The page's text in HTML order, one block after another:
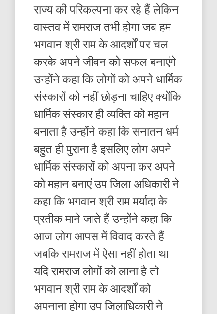
राज्य की परिकल्पना कर रहे हैं लेकिन
वास्तव में रामराज तभी होगा जब हम
भगवान श्री राम के आदर्शों पर चल
करके अपने जीवन को सफल बनाएंगे
उन्होंने कहा कि लोगों को अपने धार्मिक
संस्कारों को नहीं छोड़ना चाहिए क्योंकि
धार्मिक संस्कार ही व्यक्ति को महान
बनाता है उन्होंने कहा कि सनातन धर्म
बहुत ही पुराना है इसलिए लोग अपने
धार्मिक संस्कारों को अपना कर अपने
को महान बनाएं उप जिला अधिकारी ने
कहा कि भगवान श्री राम मर्यादा के
प्रतीक माने जाते हैं उन्होंने कहा कि
आज लोग आपस में विवाद करते हैं
जबकि रामराज में ऐसा नहीं होता था
यदि रामराज लोगों को लाना है तो
भगवान श्री राम के आदर्शों को
अपनाना होगा उप जिलाधिकारी ने